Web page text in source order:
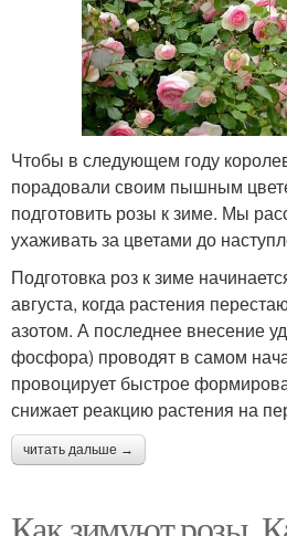
Чтобы в следующем году
порадовали своим пышным
подготовить розы к зиме. Мы
ухаживать за цветами до
Подготовка роз к зиме
августа, когда растения
азотом. А последнее внесение
фосфора) проводят в самом
провоцирует быстрое
снижает реакцию растения на
читать дальше →